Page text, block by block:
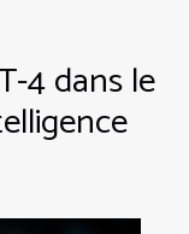
4 dans le